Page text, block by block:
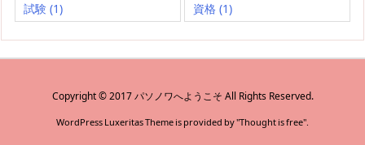
試験 (1) 資格 (1)
Copyright ©2017 パソノワへようこそ All Rights Reserved.
WordPress Luxeritas Theme is provided by "Thought is free".